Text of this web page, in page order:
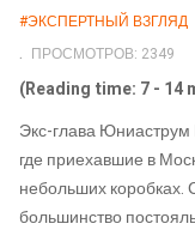
#ЭКСПЕРТНЫЙ ВЗГЛЯД
ПРОСМОТРОВ: 2349
(Reading time: 7 - 14
Экс-глава
где приехавшие в
небольших коробках.
большинство